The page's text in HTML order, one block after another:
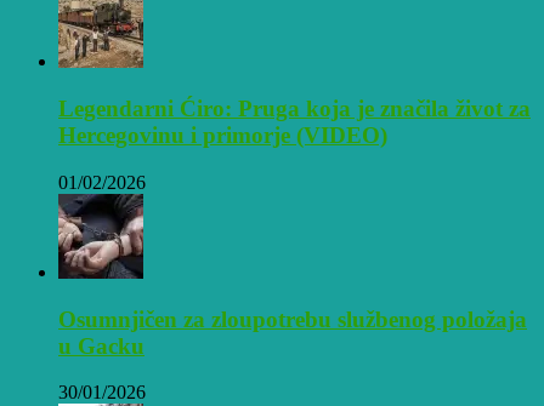
Legendarni Ćiro: Pruga koja je značila život za
Hercegovinu i primorje (VIDEO)
01/02/2026
Osumnjičen za zloupotrebu službenog položaja
u Gacku
30/01/2026